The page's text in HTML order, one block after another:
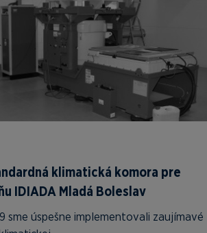
klimatická komora pre
IDIADA Mladá Boleslav
sme úspešne implementovali zaujímavé